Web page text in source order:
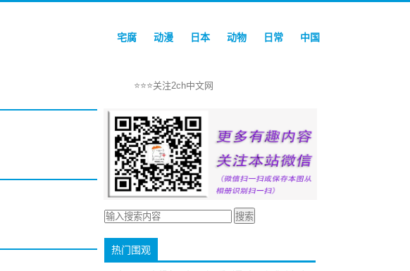
宅腐 动漫 日本 动物 日常 中国
⭐⭐⭐关注2ch中文网
热门围观